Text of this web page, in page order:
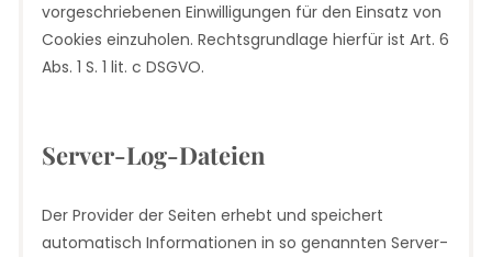
vorgeschriebenen Einwilligungen für den Einsatz von
Cookies einzuholen. Rechtsgrundlage hierfür ist Art. 6
Abs. 1 S. 1 lit. c DSGVO.
Server-Log-Dateien
Der Provider der Seiten erhebt und speichert
automatisch Informationen in so genannten Server-